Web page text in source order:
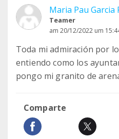
Maria Pau Garcia
Teamer
am 20/12/2022 um
Toda mi admiración por
entiendo como los
pongo mi granito de
Comparte